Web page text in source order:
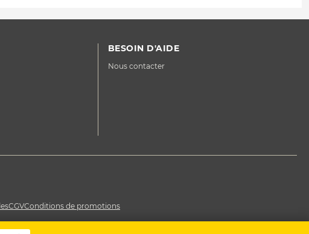
BESOIN D'AIDE
Nous contacter
CGVConditions de promotions